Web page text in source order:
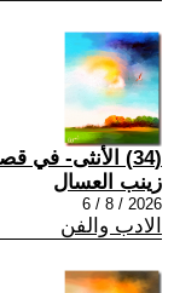
(34) الأنثى- في قصائد أحمد فرح”
زينب العسال
2026 / 8 / 6
الادب والفن